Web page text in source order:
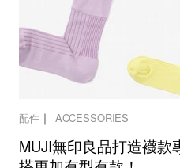
配件｜ ACCESSORIES
MUJI無印良品打造襪